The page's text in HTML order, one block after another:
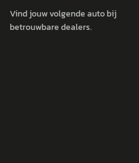
Vind jouw volgende auto bij
betrouwbare dealers.